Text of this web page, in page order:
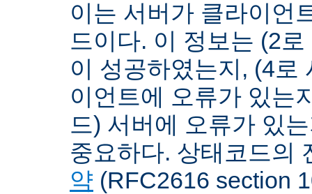
이는 서버가 클라이언
드이다. 이 정보는 (2
이 성공하였는지, (4로
이언트에 오류가 있는
드) 서버에 오류가 있
중요하다. 상태코드의
약 (RFC2616 section